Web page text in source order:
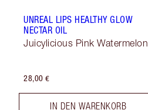
UNREAL LIPS HEALTHY GLOW
NECTAR OIL
Juicylicious Pink Watermelon
28,00 €
IN DEN WARENKORB